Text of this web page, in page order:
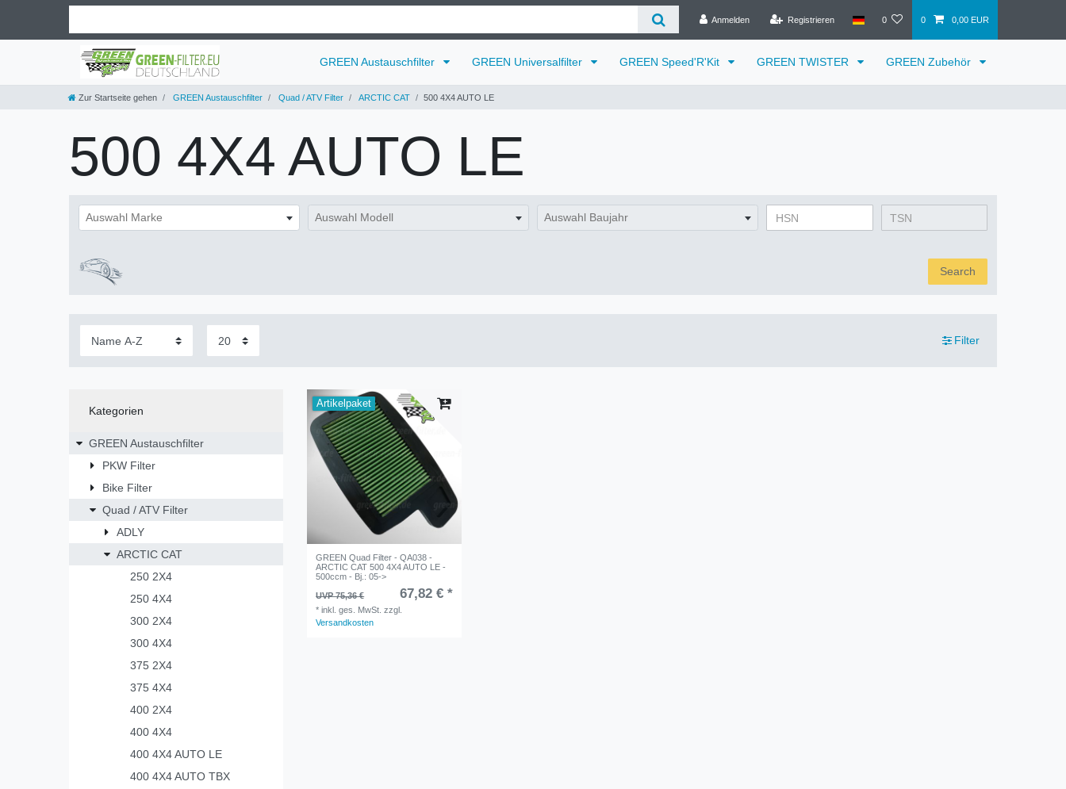
Anmelden Registrieren 0 0 0,00 EUR
GREEN Austauschfilter GREEN Universalfilter GREEN Speed'R'Kit GREEN TWISTER GREEN Zubehör
Zur Startseite gehen GREEN Austauschfilter Quad / ATV Filter ARCTIC CAT 500 4X4 AUTO LE
500 4X4 AUTO LE
Auswahl Marke Auswahl Modell Auswahl Baujahr
Search
Filter
Kategorien
GREEN Austauschfilter
PKW Filter
Bike Filter
Quad / ATV Filter
ADLY
ARCTIC CAT
250 2X4
250 4X4
300 2X4
300 4X4
375 2X4
375 4X4
400 2X4
400 4X4
400 4X4 AUTO LE
400 4X4 AUTO TBX
Artikelpaket
GREEN Quad Filter - QA038 -
ARCTIC CAT 500 4X4 AUTO LE -
500ccm - Bj.: 05->
UVP 75,36 €
67,82 € *
*inkl. ges. MwSt. zzgl.
Versandkosten